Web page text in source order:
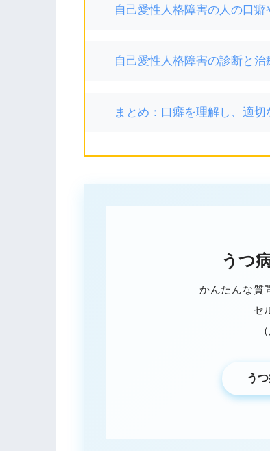
自己愛性人格障害の人の口
自己愛性人格障害の診断と治
まとめ：口癖を理解し、適
うつ
かんたんな質
セ
う